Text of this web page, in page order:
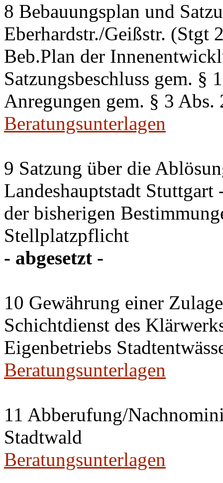
8 Bebauungsplan und
Eberhardstr./Geißstr. (Stgt
Beb.Plan der
Satzungsbeschluss gem.
Anregungen gem. § 3 Abs.
Beratungsunterlagen
9 Satzung über die
Landeshauptstadt
der bisherigen
Stellplatzpflicht
- abgesetzt -
10 Gewährung einer
Schichtdienst des
Eigenbetriebs
Beratungsunterlagen
11 Abberufung/
Stadtwald
Beratungsunterlagen